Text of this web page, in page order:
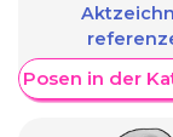
Posen in der